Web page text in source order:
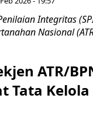
Integritas
Nasional
ATR/
Tata